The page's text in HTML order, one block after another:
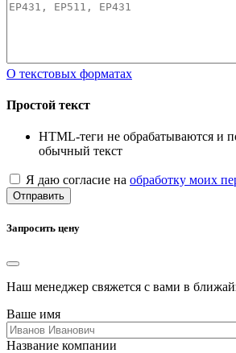
О текстовых форматах
Простой текст
HTML-теги не обрабатываются и
обычный текст
Я даю согласие на обработку моих
Отправить
Запросить цену
Наш менеджер свяжется с вами в
Ваше имя
Название компании